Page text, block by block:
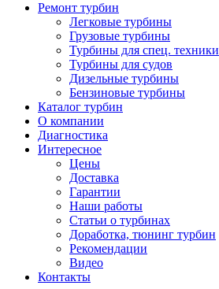
Ремонт турбин
Легковые турбины
Грузовые турбины
Турбины для спец. техники
Турбины для судов
Дизельные турбины
Бензиновые турбины
Каталог турбин
О компании
Диагностика
Интересное
Цены
Доставка
Гарантии
Наши работы
Статьи о турбинах
Доработка, тюнинг турбин
Рекомендации
Видео
Контакты